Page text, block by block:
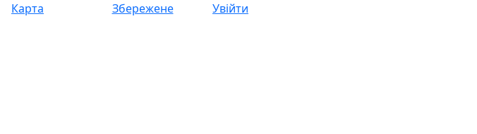
Карта Збережене
Увійти